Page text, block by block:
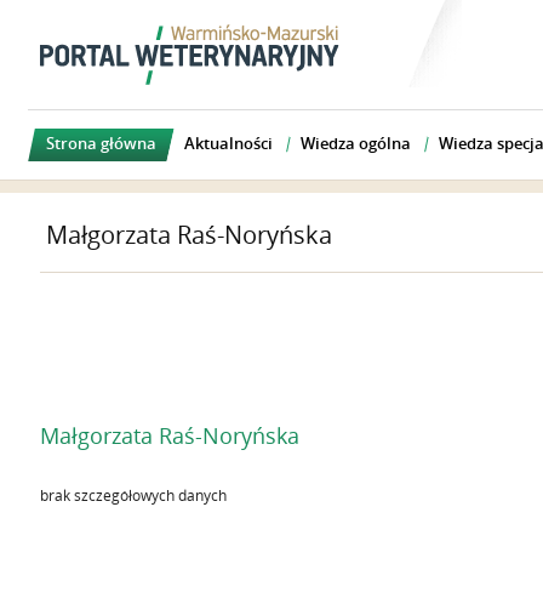
Strona główna Aktualności Wiedza ogólna Wiedza
Małgorzata Raś-Noryńska
Małgorzata Raś-Noryńska
brak szczegółowych danych